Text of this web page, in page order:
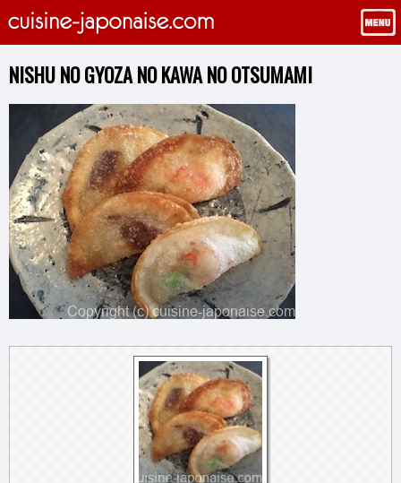
NISHU NO GYOZA NO KAWA NO OTSUMAMI